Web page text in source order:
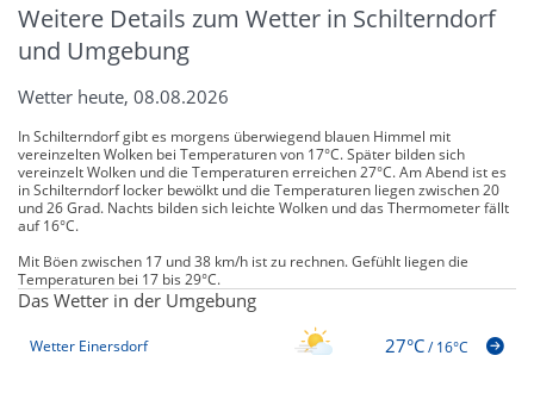
Weitere Details zum Wetter in Schilterndorf
und Umgebung
Wetter heute, 08.08.2026
In Schilterndorf gibt es morgens überwiegend blauen Himmel mit
vereinzelten Wolken bei Temperaturen von 17°C. Später bilden sich
vereinzelt Wolken und die Temperaturen erreichen 27°C. Am Abend ist es
in Schilterndorf locker bewölkt und die Temperaturen liegen zwischen 20
und 26 Grad. Nachts bilden sich leichte Wolken und das Thermometer fällt
auf 16°C.
Mit Böen zwischen 17 und 38 km/h ist zu rechnen. Gefühlt liegen die
Temperaturen bei 17 bis 29°C.
Das Wetter in der Umgebung
Wetter Einersdorf 27°C/16°C